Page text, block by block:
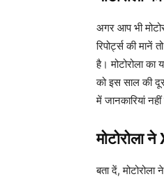
अगर आप भी
रिपोर्ट्स की
है। मोटोरोला
को इस साल की
में जानकारियां
मोटोरोला
बता दें,